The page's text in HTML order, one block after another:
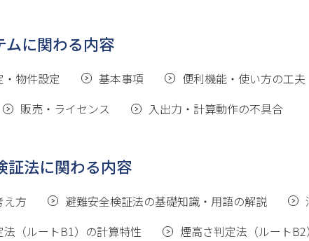
ムに関わる内容
・物件設定 基本事項 便利機能・使い方の工夫
販売・ライセンス 入出力・計算動作の不具合
証法に関わる内容
え方 避難安全検証法の基礎知識・用語の解説
法（ルートB1）の計算特性
煙高さ判定法（ルート